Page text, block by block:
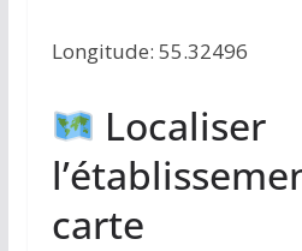
Longitude: 55.32496
Localiser
carte